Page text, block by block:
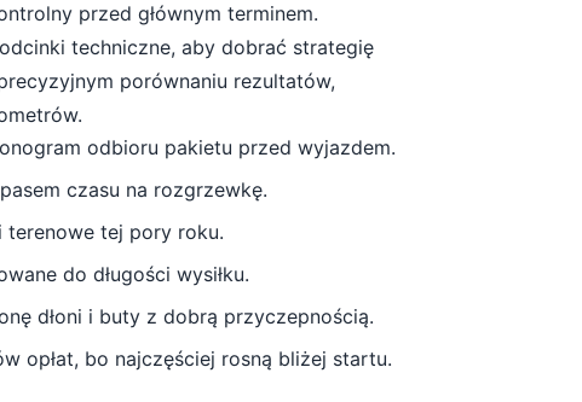
przed głównym terminem.
techniczne, aby dobrać strategię
porównaniu rezultatów,
odbioru pakietu przed wyjazdem.
czasu na rozgrzewkę.
terenowe tej pory roku.
do długości wysiłku.
dłoni i buty z dobrą przyczepnością.
opłat, bo najczęściej rosną bliżej startu.